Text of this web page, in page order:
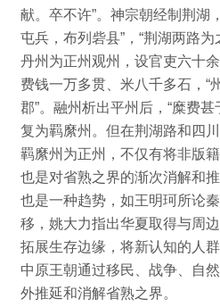
献。 卒不许”。 神宗朝经制荆湖
屯兵，布列砦县”，“荆湖两路为
丹州为正州观州，设官吏六十
费钱一万多贯、米八千多石，“
郡”。 融州析出平州后，“糜费甚
复为羁縻州。 但在荆湖路和四
羁縻州为正州，不仅有将非版
也是对省熟之界的渐次消解和推
也是一种趋势，如王明珂所论
移， 姚大力指出华夏取得与周
拓展生存边缘，将新认知的人群
中原王朝通过移民、战争、自
外推延和消解省熟之界。